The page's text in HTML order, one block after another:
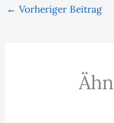
← Vorheriger Beitrag